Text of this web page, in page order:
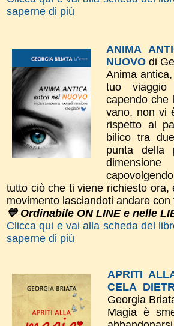
saperne di più
ANIMA
NUOVO di
Anima
tuo
capendo che
vano, non vi
rispetto al
bilico tra
punta della
tutto ciò che ti viene richiesto ora,
movimento lasciandoti andare con
💙 Ordinabile ON LINE e nelle
Clicca qui e vai alla scheda del
saperne di più
APRITI
CELA
Georgia
Magia è